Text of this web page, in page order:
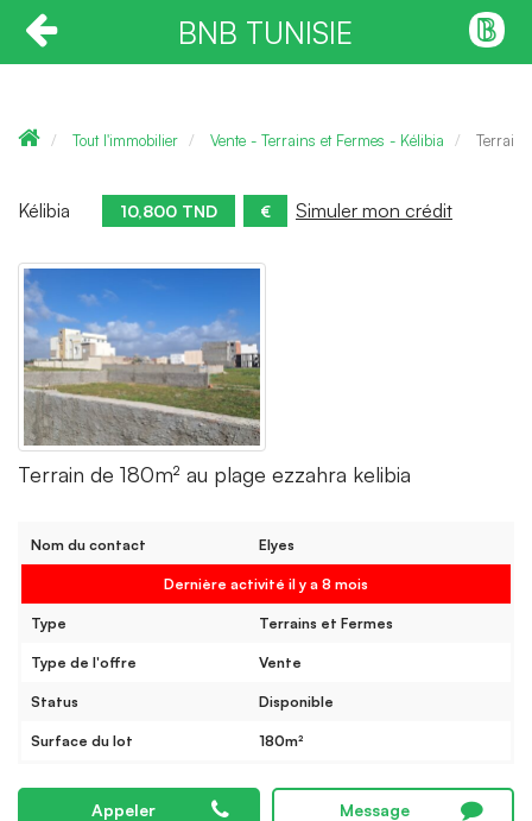
BNB TUNISIE
Tout l'immobilier Vente - Terrains et Fermes - Kélibia Terrain
Kélibia 10,800 TND € Simuler mon crédit
Terrain de 180m² au plage ezzahra kelibia
Nom du contact Elyes
Dernière activité il y a 8 mois
Type Terrains et Fermes
Type de l'offre Vente
Status Disponible
Surface du lot 180m²
Appeler Message